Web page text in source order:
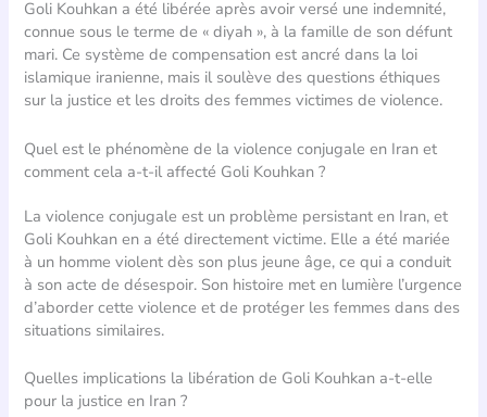
Goli Kouhkan a été libérée après avoir versé une indemnité,
connue sous le terme de « diyah », à la famille de son défunt
mari. Ce système de compensation est ancré dans la loi
islamique iranienne, mais il soulève des questions éthiques
sur la justice et les droits des femmes victimes de violence.
Quel est le phénomène de la violence conjugale en Iran et
comment cela a-t-il affecté Goli Kouhkan ?
La violence conjugale est un problème persistant en Iran, et
Goli Kouhkan en a été directement victime. Elle a été mariée
à un homme violent dès son plus jeune âge, ce qui a conduit
à son acte de désespoir. Son histoire met en lumière l’urgence
d’aborder cette violence et de protéger les femmes dans des
situations similaires.
Quelles implications la libération de Goli Kouhkan a-t-elle
pour la justice en Iran ?